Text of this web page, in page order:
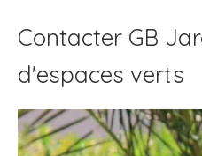
Contacter GB
d'espaces verts